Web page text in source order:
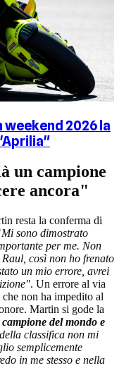
weekend 2026 la
un campione
ancora"
resta la conferma di
Mi sono dimostrato
per me. Non
così non ho frenato
un mio errore, avrei
. Un errore al via
non ha impedito al
Martin si gode la
del mondo e
classifica non mi
semplicemente
in me stesso e nella